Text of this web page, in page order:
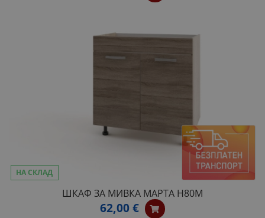
НА СКЛАД
ШКАФ ЗА МИВКА МАРТА H80M
62,00 €